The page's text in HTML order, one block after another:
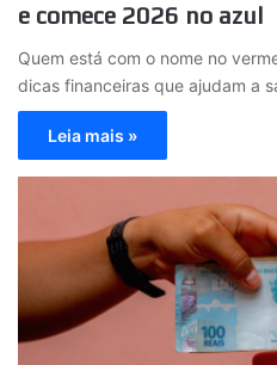
e comece 2026 no azul
Quem está com o nome no
dicas financeiras que ajudam a
Leia mais »